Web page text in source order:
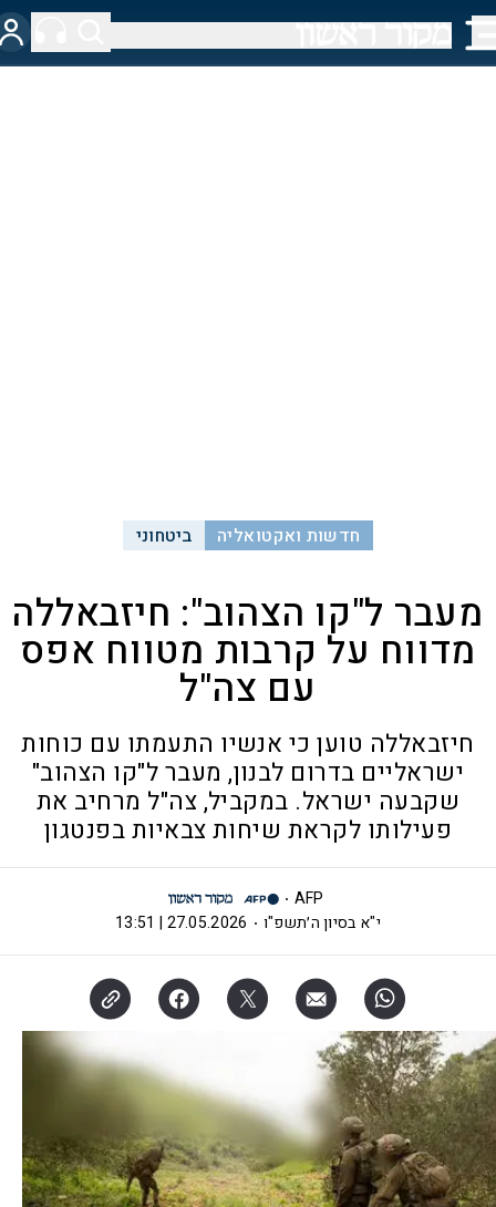
חדשות ואקטואליה ביטחוני
מעבר ל"קו הצהוב": חיזבאללה
מדווח על קרבות מטווח אפס
עם צה"ל
חיזבאללה טוען כי אנשיו התעמתו עם כוחות
ישראליים בדרום לבנון, מעבר ל"קו הצהוב"
שקבעה ישראל. במקביל, צה"ל מרחיב את
פעילותו לקראת שיחות צבאיות בפנטגון
AFP
י"א בסיון ה׳תשפ"ו
27.05.2026 | 13:51